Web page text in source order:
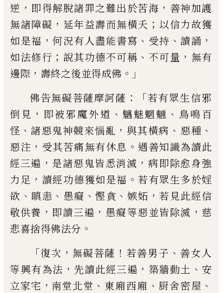
逆 ， 即得解脫諸罪之難出於苦海 ， 善神加護
無諸障礙 ， 延年益壽而無橫夭 ； 以信力故獲
如是福 ， 何況有人盡能書寫 、 受持 、 讀誦 ，
如法修行 ； 說其功德不可稱 、 不可量 ， 無有
邊際 ， 壽終之後並得成佛 。」
佛告無礙菩薩摩訶薩 ：「若有眾生信邪
倒見 ， 即被邪魔外道 、 魑魅魍魎 、 鳥鳴百
怪 、 諸惡鬼神競來惱亂 ， 與其橫病 、 惡種 、
惡注 ， 受其苦痛無有休息 。 遇善知識為讀此
經三遍 ， 是諸惡鬼皆悉消滅 ， 病即除愈身強
力足 ， 讀經功德獲如是福 。 若有眾生多於婬
欲 、 瞋恚 、 愚癡 、 慳貪 、 嫉妬 ， 若見此經信
敬供養 ， 即讀三遍 ， 愚癡等惡並皆除滅 ， 慈
悲喜捨得佛法分 。
「復次 ， 無礙菩薩 ！ 若善男子 、 善女人
等興有為法 ， 先讀此經三遍 ， 築牆動土 、 安
立家宅 ， 南堂北堂 、 東廂西廂 、 厨舍密屋 、